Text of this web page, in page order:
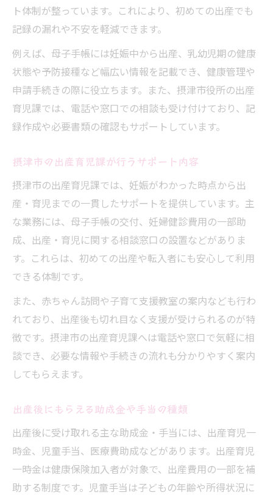
給付金申請時に必要な書類と提出先まとめ
摂津市の赤ちゃん訪問サービス活用術
申請期限と出産記録を連動させる重要性
母子手帳受け取りから手続き完了までの道
母子手帳を受け取る際の出産記録の準備
受取後に始める出産記録と手続きの流れ
摂津市母子手帳デザインと活用ポイント
出産後の手続き漏れを防ぐ管理術
出産を迎える方へ必要な手続きの全体像
出産前後に必要な主な手続きを時系列で解
説
摂津市での出産に伴う申請先と手順を整理
出産記録と同時に行うべき届出一覧
里帰り出産時の手続きと申請の注意点
出産記録と給付金受給のスムーズな流れ
出生届提出後の実務とサポート情報まとめ
出生届提出後に始まる出産記録の管理方法
摂津市で受けられる出産後の支援一覧
ト体制が整っています。これにより、初めての出産でも
記録の漏れや不安を軽減できます。
例えば、母子手帳には妊娠中から出産、乳幼児期の健康
状態や予防接種など幅広い情報を記載でき、健康管理や
申請手続きの際に役立ちます。また、摂津市役所の出産
育児課では、電話や窓口での相談も受け付けており、記
録作成や必要書類の確認もサポートしています。
摂津市の出産育児課が行うサポート内容
摂津市の出産育児課では、妊娠がわかった時点から出
産・育児までの一貫したサポートを提供しています。主
な業務には、母子手帳の交付、妊婦健診費用の一部助
成、出産・育児に関する相談窓口の設置などがありま
す。これらは、初めての出産や転入者にも安心して利用
できる体制です。
また、赤ちゃん訪問や子育て支援教室の案内なども行わ
れており、出産後も切れ目なく支援が受けられるのが特
徴です。摂津市の出産育児課へは電話や窓口で気軽に相
談でき、必要な情報や手続きの流れも分かりやすく案内
してもらえます。
出産後にもらえる助成金や手当の種類
出産後に受け取れる主な助成金・手当には、出産育児一
時金、児童手当、医療費助成などがあります。出産育児
一時金は健康保険加入者が対象で、出産費用の一部を補
助する制度です。児童手当は子どもの年齢や所得状況に